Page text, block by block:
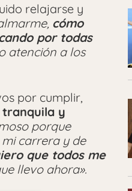
relajarse y
cómo
por todas
atención a los
por cumplir,
tranquila y
porque
carrera y de
que todos me
llevo ahora».